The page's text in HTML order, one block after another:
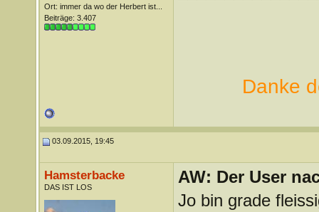
Ort: immer da wo der Herbert ist...
Beiträge: 3.407
Danke
03.09.2015, 19:45
Hamsterbacke
DAS IST LOS
AW: Der User
Jo bin grade